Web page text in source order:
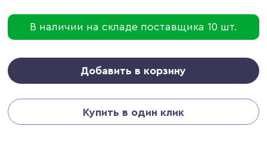
В наличии на складе поставщика 10 шт.
Добавить в корзину
Купить в один клик